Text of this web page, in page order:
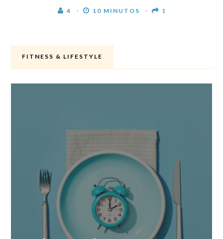
4 10 MINUTOS 1
FITNESS & LIFESTYLE